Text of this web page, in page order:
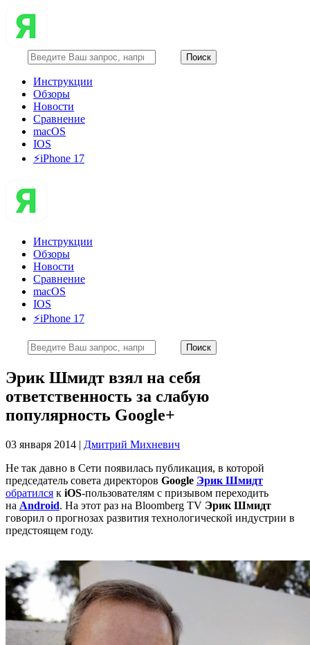
Инструкции
Обзоры
Новости
Сравнение
macOS
IOS
⚡️iPhone 17
Инструкции
Обзоры
Новости
Сравнение
macOS
IOS
⚡️iPhone 17
Эрик Шмидт взял на себя
ответственность за слабую
популярность Google+
03 января 2014 | Дмитрий Михневич
Не так давно в Сети появилась публикация, в которой
председатель совета директоров Google Эрик Шмидт
обратился к iOS-пользователям с призывом переходить
на Android. На этот раз на Bloomberg TV Эрик Шмидт
говорил о прогнозах развития технологической индустрии в
предстоящем году.